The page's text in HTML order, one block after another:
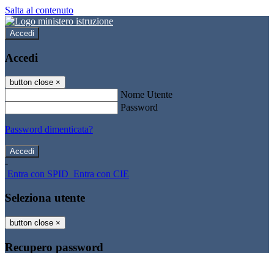
Salta al contenuto
Accedi
Accedi
button close ×
Nome Utente
Password
Password dimenticata?
-
Entra con SPID Entra con CIE
Seleziona utente
button close ×
Recupero password